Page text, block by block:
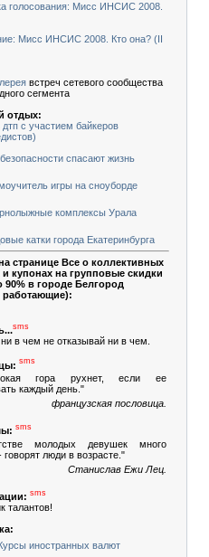
голосования: Мисс ИНСИС 2008.
Мисс ИНСИС 2008. Кто она? (II
встреч сетевого сообщества
сегмента
отдых:
дтп с участием байкеров
спасают жизнь
игры на сноуборде
комплексы Урала
катки города Екатеринбурга
странице Все о коллективных
и купонах на групповые скидки
90% в городе Белгород
работающие):
sms
в чем не отказывай ни в чем.
sms
гора рухнет, если ее
каждый день."
французская пословица.
sms
молодых девушек много
говорят люди в возрасте."
Станислав Ежи Лец.
sms
талантов!
иностранных валют